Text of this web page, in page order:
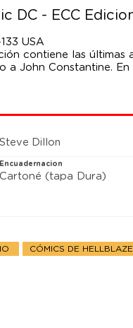
DC - ECC
USA
contiene las últimas
a John Constantine.
Steve Dillon para
personajes
niño con poderes
Steve Dillon
Encuadernacion
Cartoné (tapa Dura)
CÓMICS DE